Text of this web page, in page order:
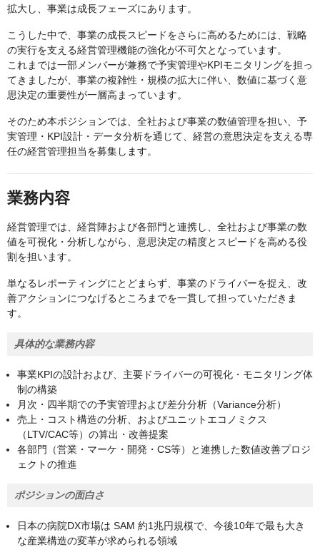
拡大し、事業は成長フェーズにあります。
こうした中で、事業の成長スピードをさらに高めるためには、戦略
の実行を支える経営管理機能の強化が不可欠となっています。
これまでは一部メンバーが兼務で予実管理やKPIモニタリングを担っ
てきましたが、事業の複雑性・規模の拡大に伴い、数値に基づく意
思決定の重要性が一層高まっています。
そのため本ポジションでは、全社および事業の数値管理を担い、予
実管理・KPI設計・データ分析を通じて、経営の意思決定を支える専
任の経営管理担当を募集します。
業務内容
経営管理では、経営陣および各部門と連携し、全社および事業の数
値を可視化・分析しながら、意思決定の精度とスピードを高める役
割を担います。
単なるレポーティングにとどまらず、事業のドライバーを捉え、改
善アクションにつなげるところまでを一貫して担っていただきま
す。
具体的な業務内容
事業KPIの設計および、主要ドライバーの可視化・モニタリング体
制の構築
月次・四半期での予実管理および差分分析（Variance分析）
売上・コスト構造の分析、およびユニットエコノミクス
（LTV/CAC等）の算出・改善提案
各部門（営業・マーケ・開発・CS等）と連携した数値改善プロジ
ェクトの推進
ポジションの面白さ
日本の病院DX市場は SAM 約1兆円規模で、今後10年で最も大き
な産業構造の変革が求められる領域